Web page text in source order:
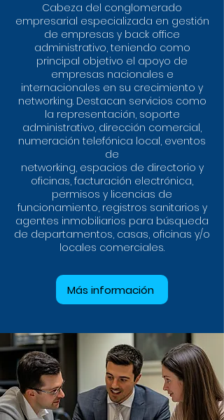
Cabeza del conglomerado
empresarial especializada en gestión
de empresas y back office
administrativo, teniendo como
principal objetivo el apoyo de
empresas nacionales e
internacionales en su crecimiento y
networking. Destacan servicios como
la representación, soporte
administrativo, dirección comercial,
numeración telefónica local, eventos
de
networking, espacios de directorio y
oficinas, facturación electrónica,
permisos y licencias de
funcionamiento, registros sanitarios y
agentes inmobiliarios para búsqueda
de departamentos, casas, oficinas y/o
locales comerciales.
Más información